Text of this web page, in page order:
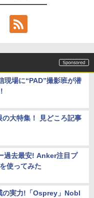
現場に“PAD”撮影班が潜
の大特集！ 見どころ記事
過去最安! Anker注目プ
使ってみた
の実力!「Osprey」Nobl